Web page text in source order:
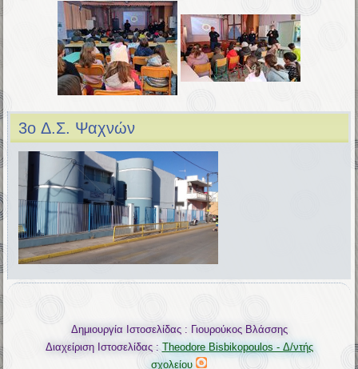
3o Δ.Σ. Ψαχνών
Δημιουργία Ιστοσελίδας : Γιουρούκος Βλάσσης
Διαχείριση Ιστοσελίδας : Theodore Bisbikopoulos - Δ/ντής
σχολείου